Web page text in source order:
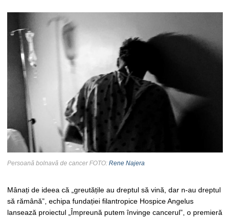
Persoană bolnavă de cancer FOTO: Rene Najera
Mânați de ideea că „greutățile au dreptul să vină, dar n-au dreptul
să rămână”, echipa fundației filantropice Hospice Angelus
lansează proiectul „Împreună putem învinge cancerul”, o premieră